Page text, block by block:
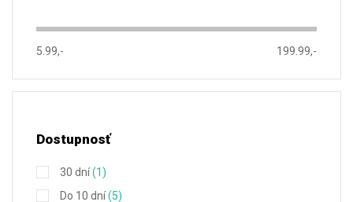
5.99,- 199.99,-
Dostupnosť
30 dní(1)
Do 10 dní(5)